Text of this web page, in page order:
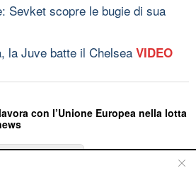
Sevket scopre le bugie di sua
la Juve batte il Chelsea VIDEO
con l’Unione Europea nella lotta